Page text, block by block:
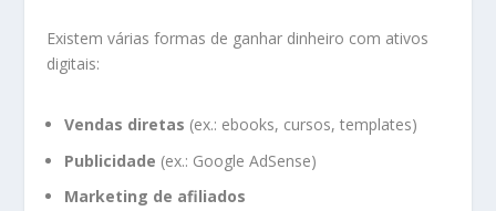
Existem várias formas de ganhar dinheiro com ativos
digitais:
Vendas diretas (ex.: ebooks, cursos, templates)
Publicidade (ex.: Google AdSense)
Marketing de afiliados